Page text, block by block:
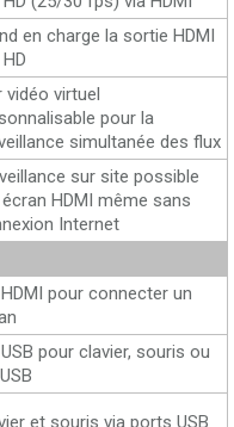
en charge la sortie HDMI
vidéo virtuel
pour la
simultanée des flux
sur site possible
HDMI même sans
Internet
pour connecter un
pour clavier, souris ou
et souris via ports USB